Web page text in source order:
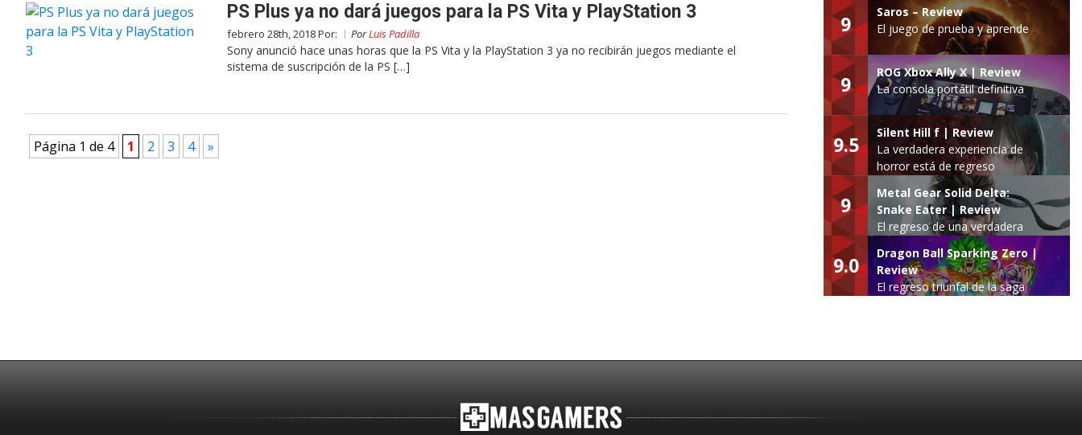
PS Plus ya no dará juegos para la PS Vita y PlayStation 3
febrero 28th, 2018 Por: PorLuis Padilla
Sony anunció hace unas horas que la PS Vita y la PlayStation 3 ya no recibirán juegos mediante el
sistema de suscripción de la PS […]
Página 1 de 4 1 2 3 4 »
9
Saros – Review
El juego de prueba y aprende
9
ROG Xbox Ally X | Review
La consola portátil definitiva
9.5
Silent Hill f | Review
La verdadera experiencia de
horror está de regreso
9
Metal Gear Solid Delta:
Snake Eater | Review
El regreso de una verdadera
leyenda
9.0
Dragon Ball Sparking Zero |
Review
El regreso triunfal de la saga